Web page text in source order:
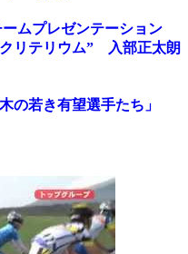
ムプレゼンテーション
リテリウム” 入部正太朗
の若き有望選手たち」